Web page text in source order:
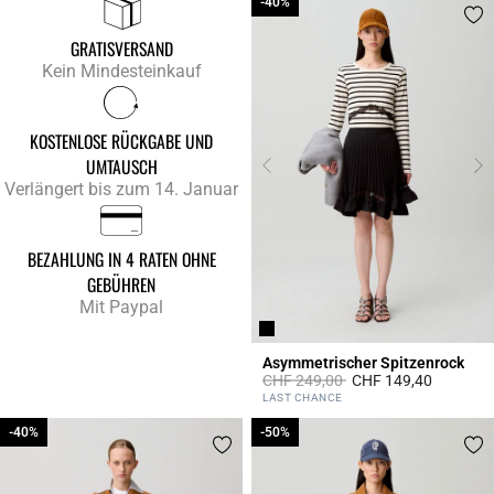
GRATISVERSAND
Kein Mindesteinkauf
KOSTENLOSE RÜCKGABE UND
UMTAUSCH
Verlängert bis zum 14. Januar
BEZAHLUNG IN 4 RATEN OHNE
GEBÜHREN
Mit Paypal
Asymmetrischer Spitzenrock
Price reduced from
CHF 249,00toCHF 149,40
5 out of 5 Customer Rating
LAST CHANCE
-40%
-40% -50%
-50%